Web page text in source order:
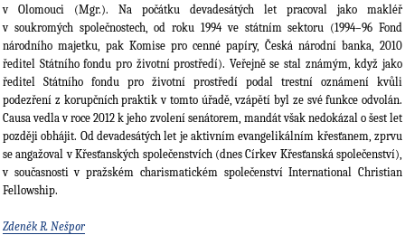
v Olomouci (Mgr.). Na počátku devadesátých let pracoval jako makléř
v soukromých společnostech, od roku 1994 ve státním sektoru (1994–96 Fond
národního majetku, pak Komise pro cenné papíry, Česká národní banka, 2010
ředitel Státního fondu pro životní prostředí). Veřejně se stal známým, když jako
ředitel Státního fondu pro životní prostředí podal trestní oznámení kvůli
podezření z korupčních praktik v tomto úřadě, vzápětí byl ze své funkce odvolán.
Causa vedla v roce 2012 k jeho zvolení senátorem, mandát však nedokázal o šest let
později obhájit. Od devadesátých let je aktivním evangelikálním křesťanem, zprvu
se angažoval v Křesťanských společenstvích (dnes Církev Křesťanská společenství),
v současnosti v pražském charismatickém společenství International Christian
Fellowship.
Zdeněk R. Nešpor